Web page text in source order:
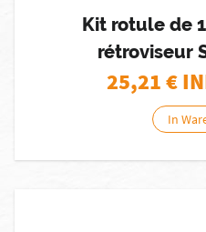
Kit rotule de
rétroviseur
25,21€
In